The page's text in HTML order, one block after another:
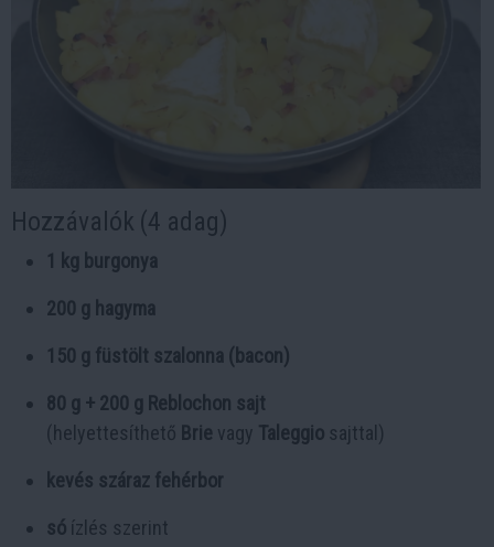
Hozzávalók (4 adag)
1 kg burgonya
200 g hagyma
150 g füstölt szalonna (bacon)
80 g + 200 g Reblochon sajt
(helyettesíthető Brie vagy Taleggio sajttal)
kevés száraz fehérbor
só ízlés szerint